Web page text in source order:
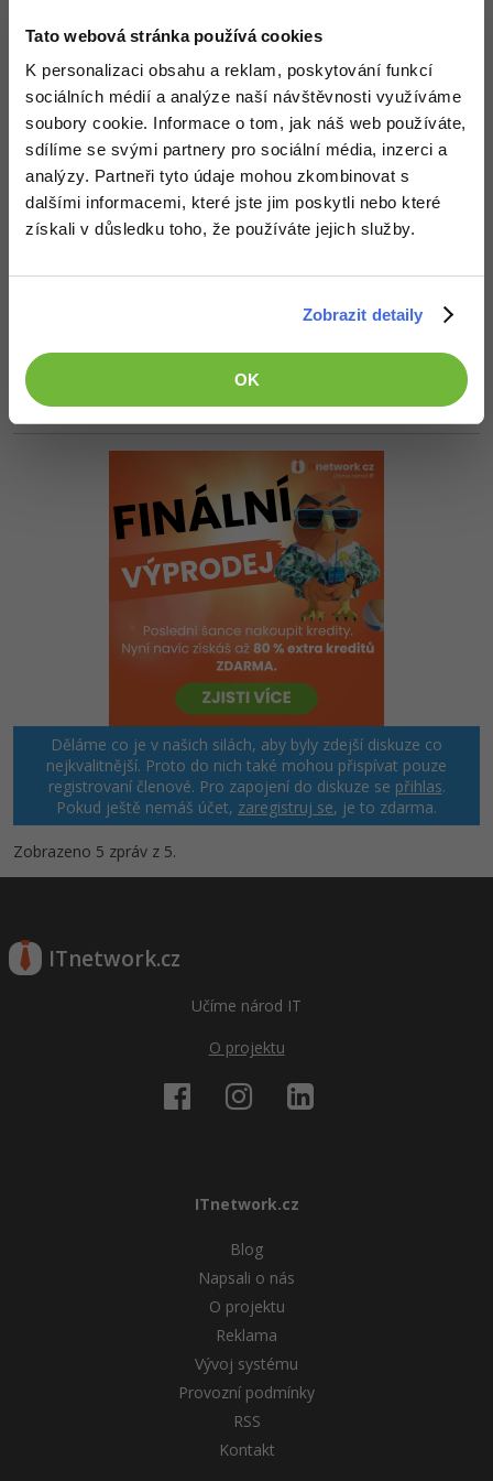
Tato webová stránka používá cookies
K personalizaci obsahu a reklam, poskytování funkcí
sociálních médií a analýze naší návštěvnosti využíváme
soubory cookie. Informace o tom, jak náš web používáte,
sdílíme se svými partnery pro sociální média, inzerci a
analýzy. Partneři tyto údaje mohou zkombinovat s
dalšími informacemi, které jste jim poskytli nebo které
získali v důsledku toho, že používáte jejich služby.
Zobrazit detaily
OK
WordPress
SEO -30%
UX
Business
Kryptoměny -25%
Time management
Windows
Linux
Sítě
Kybernetická bezpečnost
Elektronický podpis
Fórum
Adobe Illustrator
Adobe Lightroom -30%
Adobe XD -15%
Adobe InDesign -25%
Adobe After Effects
Blender -80%
-80%
Fórum
Odpovídá na Uživatel sítě
Uživatel sítě : 29.1.2014 20:20
tedy takto asi by jste to měl míti:
echo '<div id="articles-background">'
include
'articles/index.php'
echo '</div>' ;
Odpovědět +2
29.1.2014 20:22
Děláme co je v našich silách, aby byly zdejší diskuze co
nejkvalitnější. Proto do nich také mohou přispívat pouze
registrovaní členové. Pro zapojení do diskuze se přihlas.
Pokud ještě nemáš účet, zaregistruj se, je to zdarma.
Zobrazeno 5 zpráv z 5.
ITnetwork.cz
Učíme národ IT
O projektu
ITnetwork.cz
Blog
Napsali o nás
O projektu
Reklama
Vývoj systému
Provozní podmínky
RSS
Kontakt